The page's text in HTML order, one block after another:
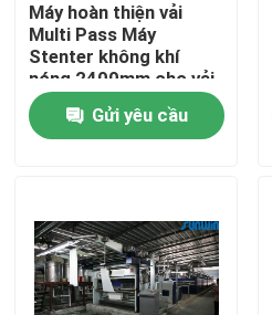
Nhà
Về chúng tôi
Sản phẩm
Máy dệt stenter
Máy hoàn thiện vải
Multi Pass Máy
Stenter không khí
nóng 2400mm cho vải
trải giường
Gửi yêu cầu